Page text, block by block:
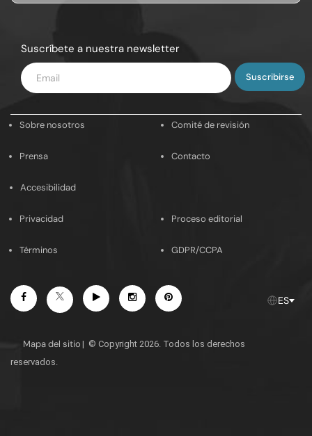
Suscríbete a nuestra newsletter
Introduce
tu
Sobre nosotros Comité de revisión
Prensa Contacto
Accesibilidad
Privacidad Proceso editorial
Términos GDPR/CCPA
FacebookTwitterYoutubeInstagramPinterest ES
Mapa del sitio | © Copyright 2026. Todos los derechos
reservados.